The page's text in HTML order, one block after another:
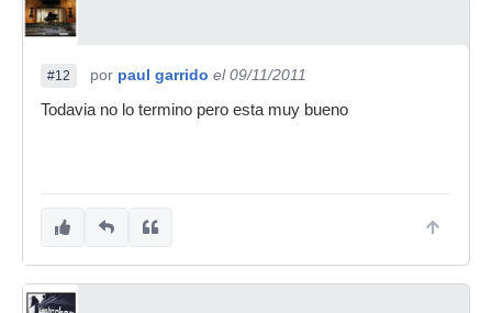
#12 por paul garrido el 09/11/2011
Todavia no lo termino pero esta muy bueno